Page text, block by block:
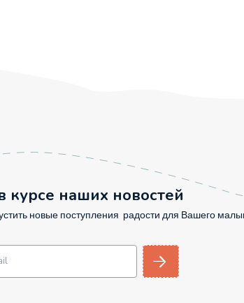
курсе наших новостей
новые поступления радости для Вашего